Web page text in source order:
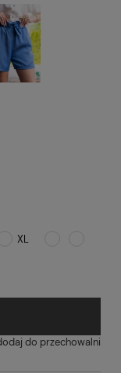
XL
do przechowalni